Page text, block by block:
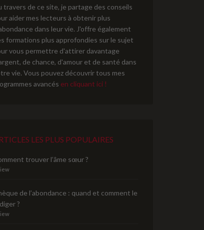
travers de ce site, je partage des conseils
aider mes lecteurs à obtenir plus
dans leur vie. J'offre également
formations plus approfondies sur le sujet
vous permettre d'attirer davantage
de chance, d'amour et de santé dans
vie. Vous pouvez découvrir tous mes
avancés en cliquant ici !
LES PLUS POPULAIRES
trouver l’âme sœur ?
de l’abondance : quand et comment le
?